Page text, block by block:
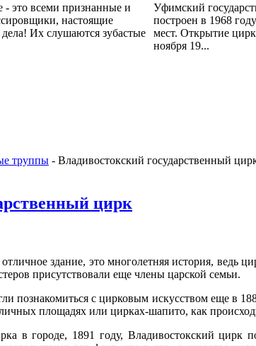
- это всеми признанные и
настоящие
Их слушаются зубастые
Уфимский
построен в 1968
мест. Открытие
ноября 19...
труппы - Владивостокский государственный
цирк
здание, это многолетняя история, ведь
присутствовали еще члены царской семьи.
познакомиться с цирковым искусством еще в
площадях или цирках-шапито, как
в городе, 1891 году, Владивостокский цирк